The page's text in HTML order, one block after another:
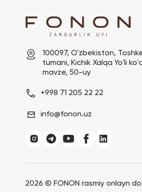
100097, O'zbekiston,
tumani, Kichik Xalqa Yo'li
mavze, 50-uy
+998 71 205 22 22
info@fonon.uz
2026 © FONON rasmiy onlayn